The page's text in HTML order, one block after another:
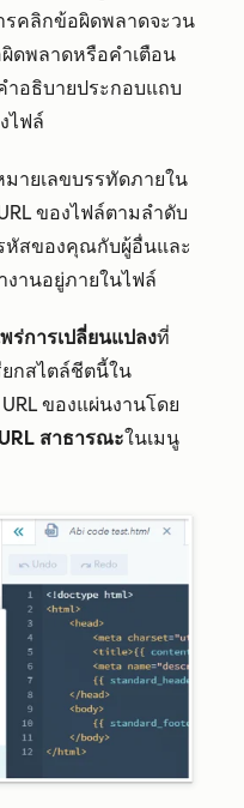
คลิกข้อผิดพลาดจะวน
ดพลาดหรือคำเตือน
อธิบายประกอบแถบ
ไฟล์
ายเลขบรรทัดภายใน
ของไฟล์ตามลำดับ
หัสของคุณกับผู้อื่นและ
านอยู่ภายในไฟล์
พร่การเปลี่ยนแปลงที่
กสไตล์ชีตนี้ใน
ของแผ่นงานโดย
สาธารณะในเมนู